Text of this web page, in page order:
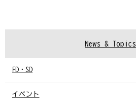
News & Topics
FD・SD
イベント